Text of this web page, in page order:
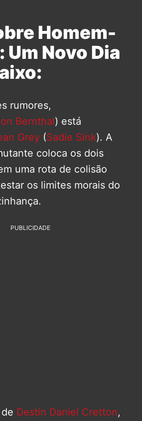
Homem-
Um Novo Dia
rumores,
Bernthal) está
Grey (Sadie Sink). A
coloca os dois
uma rota de colisão
os limites morais do
PUBLICIDADE
Destin Daniel Cretton,